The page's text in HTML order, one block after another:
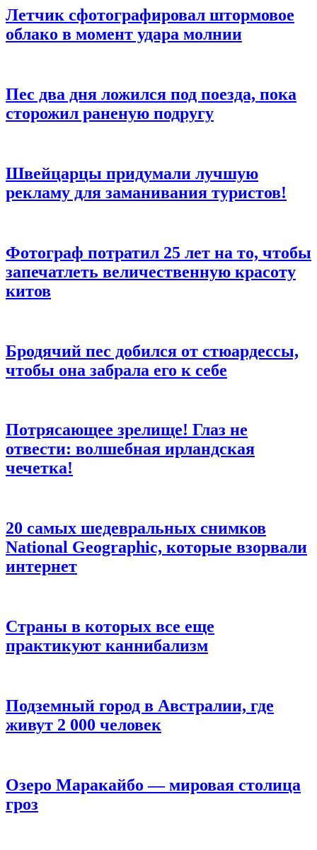
Летчик сфотографировал штормовое
облако в момент удара молнии
Пес два дня ложился под поезда, пока
сторожил раненую подругу
Швейцарцы придумали лучшую
рекламу для заманивания туристов!
Фотограф потратил 25 лет на то, чтобы
запечатлеть величественную красоту
китов
Бродячий пес добился от стюардессы,
чтобы она забрала его к себе
Потрясающее зрелище! Глаз не
отвести: волшебная ирландская
чечетка!
20 cамых шедевральных снимков
National Geographic, которые взорвали
интернет
Страны в которых все еще
практикуют каннибализм
Подземный город в Австралии, где
живут 2 000 человек
Озеро Маракайбо — мировая столица
гроз